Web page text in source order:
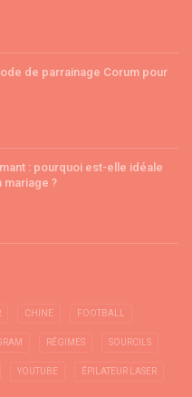
de parrainage Corum pour
: pourquoi est-elle idéale
mariage ?
CHINE FOOTBALL
RÉGIMES SOURCILS
YOUTUBE ÉPILATEUR LASER